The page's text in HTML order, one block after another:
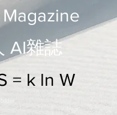
AI雜誌
= k ln W